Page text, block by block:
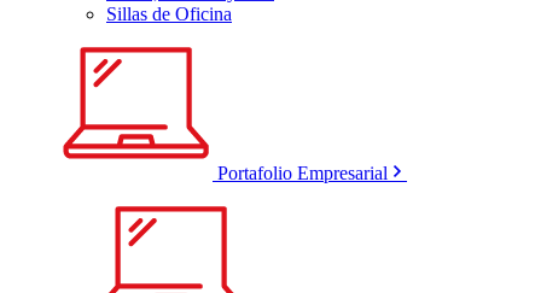
Sillas de Oficina
Portafolio Empresarial